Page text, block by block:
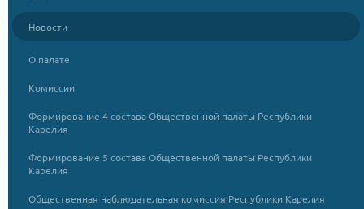
Новости
О палате
Комиссии
Формирование 4 состава Общественной палаты Республики
Карелия
Формирование 5 состава Общественной палаты Республики
Карелия
Общественная наблюдательная комиссия Республики Карелия